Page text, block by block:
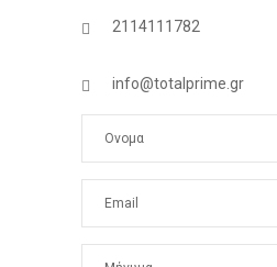
2114111782
info@totalprime.gr